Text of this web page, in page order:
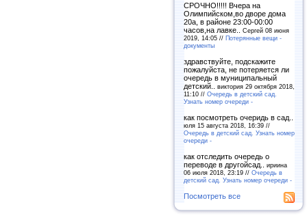
СРОЧНО!!!!! Вчера на
Олимпийском,во дворе дома
20а, в районе 23:00-00:00
часов,на лавке.. Сергей 08 июня
2019, 14:05 // Потерянные вещи -
документы
здравствуйте, подскажите
пожалуйста, не потеряется ли
очередь в муниципальный
детский.. виктория 29 октября 2018,
11:10 // Очередь в детский сад.
Узнать номер очереди -
как посмотреть очеридь в сад..
юля 15 августа 2018, 16:39 //
Очередь в детский сад. Узнать номер
очереди -
как отследить очередь о
переводе в другойсад.. ириина
06 июля 2018, 23:19 // Очередь в
детский сад. Узнать номер очереди -
Посмотреть все